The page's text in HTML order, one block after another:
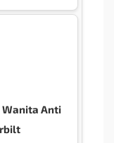
Wanita Anti